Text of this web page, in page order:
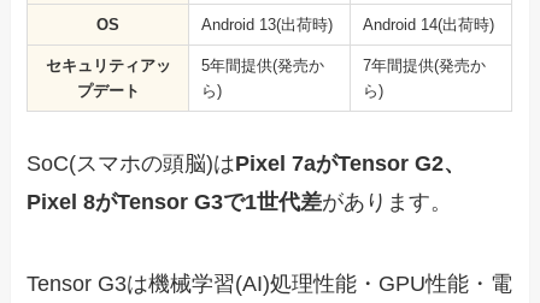
OS Android 13(出荷時) Android 14(出荷時)
セキュリティアッ
プデート
5年間提供(発売か
ら)
7年間提供(発売か
ら)
SoC(スマホの頭脳)はPixel 7aがTensor G2、
Pixel 8がTensor G3で1世代差があります。
Tensor G3は機械学習(AI)処理性能・GPU性能・電